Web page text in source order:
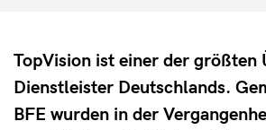
TopVision ist einer der größten
Dienstleister Deutschlands.
BFE wurden in der